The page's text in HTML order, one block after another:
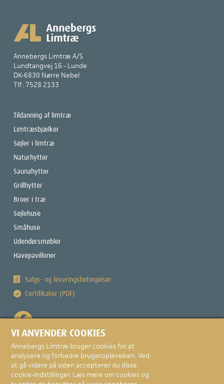
VI ANVENDER COOKIES
Annebergs Limtræ bruger cookies for at
analysere og forbedre brugeroplevelsen. Ved
at gå videre på siden accepterer du disse
cookie-indstillinger. Læs mere om cookies og
Annebergs Limtræ A/S
Lundtangvej 16 - Lunde
DK-6830 Nørre Nebel
Tlf.: 7528 2133
Tildanning af limtræ
Limtræsbjælker
Søjler i limtræ
Naturhytter
Saunahytter
Grillhytter
Broer i træ
Søjlehuse
Småhuse
Udendørsmøbler
Havepavilloner
Salgs- og leveringsbetingelser
Certifikater (PDF)
© Copyright 2026 · Annebergs Limtræ A/S